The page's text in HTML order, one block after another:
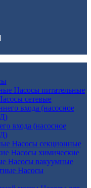
Насосы питательные
сетевые
входа (насосное
Насосы секционные
Насосы химические
Насосы вакуумные
Насосы